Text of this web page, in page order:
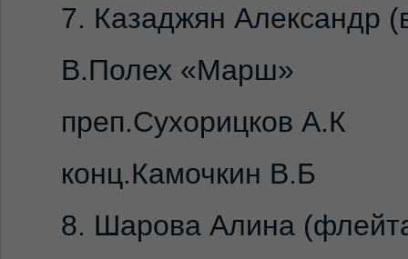
7. Казаджян Александр
В.Полех «Марш»
преп.Сухорицков А.К
конц.Камочкин В.Б
8. Шарова Алина